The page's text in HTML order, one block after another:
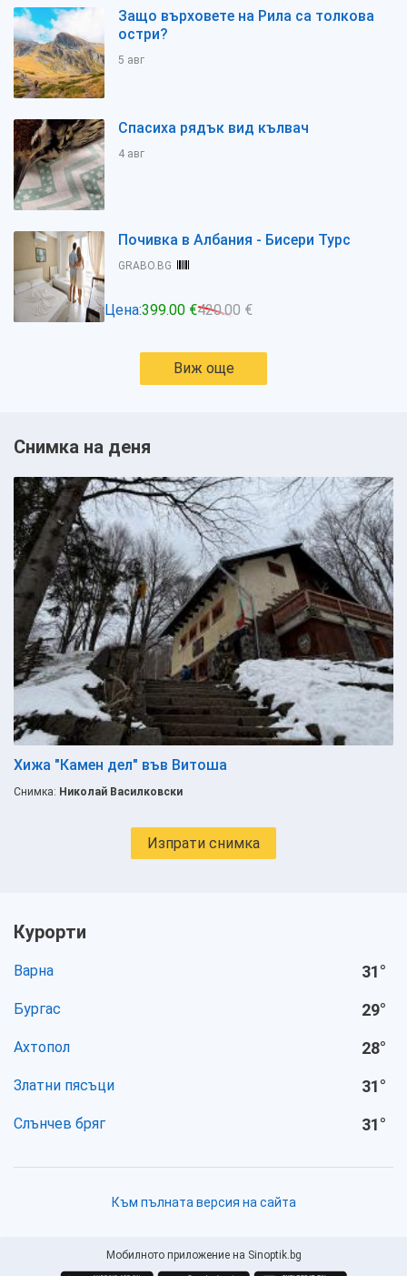
Защо върховете на Рила са толкова
остри?
5 авг
Спасиха рядък вид кълвач
4 авг
Почивка в Албания - Бисери Турс
GRABO.BG
Цена:399.00 €420.00 €
Виж още
Снимка на деня
Хижа "Камен дел" във Витоша
Снимка: Николай Василковски
Изпрати снимка
Курорти
Варна 31°
Бургас 29°
Ахтопол 28°
Златни пясъци 31°
Слънчев бряг 31°
Към пълната версия на сайта
Мобилното приложение на Sinoptik.bg